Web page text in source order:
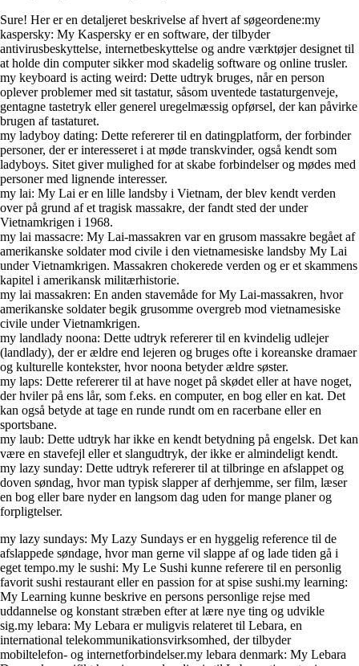
Sure! Her er en detaljeret beskrivelse af hvert af søgeordene:my
kaspersky: My Kaspersky er en software, der tilbyder
antivirusbeskyttelse, internetbeskyttelse og andre værktøjer designet til
at holde din computer sikker mod skadelig software og online trusler.
my keyboard is acting weird: Dette udtryk bruges, når en person
oplever problemer med sit tastatur, såsom uventede tastaturgenveje,
gentagne tastetryk eller generel uregelmæssig opførsel, der kan påvirke
brugen af tastaturet.
my ladyboy dating: Dette refererer til en datingplatform, der forbinder
personer, der er interesseret i at møde transkvinder, også kendt som
ladyboys. Sitet giver mulighed for at skabe forbindelser og mødes med
personer med lignende interesser.
my lai: My Lai er en lille landsby i Vietnam, der blev kendt verden
over på grund af et tragisk massakre, der fandt sted der under
Vietnamkrigen i 1968.
my lai massacre: My Lai-massakren var en grusom massakre begået af
amerikanske soldater mod civile i den vietnamesiske landsby My Lai
under Vietnamkrigen. Massakren chokerede verden og er et skammens
kapitel i amerikansk militærhistorie.
my lai massakren: En anden stavemåde for My Lai-massakren, hvor
amerikanske soldater begik grusomme overgreb mod vietnamesiske
civile under Vietnamkrigen.
my landlady noona: Dette udtryk refererer til en kvindelig udlejer
(landlady), der er ældre end lejeren og bruges ofte i koreanske dramaer
og kulturelle kontekster, hvor noona betyder ældre søster.
my laps: Dette refererer til at have noget på skødet eller at have noget,
der hviler på ens lår, som f.eks. en computer, en bog eller en kat. Det
kan også betyde at tage en runde rundt om en racerbane eller en
sportsbane.
my laub: Dette udtryk har ikke en kendt betydning på engelsk. Det kan
være en stavefejl eller et slangudtryk, der ikke er almindeligt kendt.
my lazy sunday: Dette udtryk refererer til at tilbringe en afslappet og
doven søndag, hvor man typisk slapper af derhjemme, ser film, læser
en bog eller bare nyder en langsom dag uden for mange planer og
forpligtelser.
my lazy sundays: My Lazy Sundays er en hyggelig reference til de
afslappede søndage, hvor man gerne vil slappe af og lade tiden gå i
eget tempo.my le sushi: My Le Sushi kunne referere til en personlig
favorit sushi restaurant eller en passion for at spise sushi.my learning:
My Learning kunne beskrive en persons personlige rejse med
uddannelse og konstant stræben efter at lære nye ting og udvikle
sig.my lebara: My Lebara er muligvis relateret til Lebara, en
international telekommunikationsvirksomhed, der tilbyder
mobiltelefon- og internetforbindelser.my lebara denmark: My Lebara